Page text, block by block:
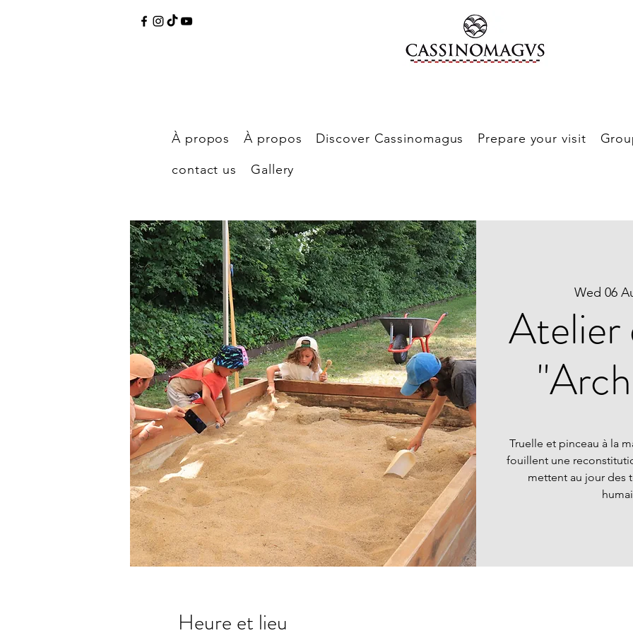
À propos À propos Discover Cassinomagus Prepare your visit
contact us
Gallery
Wed 06
Atelier
Truelle et pinceau à la
fouillent une
mettent au jour des
Heure et lieu